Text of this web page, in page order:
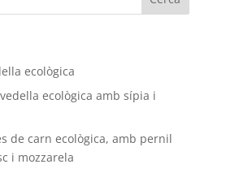
ecològica
ecològica amb sípia i
de carn ecològica, amb pernil
i mozzarela